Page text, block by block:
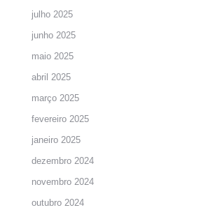
julho 2025
junho 2025
maio 2025
abril 2025
março 2025
fevereiro 2025
janeiro 2025
dezembro 2024
novembro 2024
outubro 2024